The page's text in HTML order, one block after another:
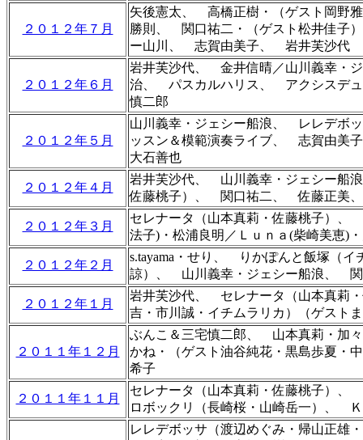
２０１２年７月
矢後憲太、 高橋正樹・（ゲスト岡野
勝則、 関口祐二・（ゲスト松井佳
ー山川、 志賀由美子 、 岩井芙沙代
２０１２年６月
岩井芙沙代、 金井信晴／山川義幸・
治 、 パスカルハリス、 アクシスデ
慎二郎
２０１２年５月
山川義幸・ジェシー船浪、
レレデボ
ッスン＆模範演奏ライブ 、 志賀由美
大石善也
２０１２年４月
岩井芙沙代、 山川義幸・ジェシー船
佐藤桃子）
、 関口祐二 、 佐藤正美
２０１２年３月
セレナータ（山本真莉・佐藤桃子）
法子)・松浦良明／Ｌｕｎａ(柴崎美恵)
２０１２年２月
s.tayama・せり、 りかぽんと飯塚（
諒）、 山川義幸・ジェシー船浪、
２０１２年１月
岩井芙沙代、 セレナータ（山本真
吉・市川誠・イチムラリカ）（ゲスト
２０１１年１２月
ぶんこ＆三宅慎二郎、 山本真莉・加
かね・（ゲスト 油谷純花 ・ 黒島歩夏 ・
希子
２０１１年１１月
セレナータ（山本真莉・佐藤桃子）、
ロボックリ（長崎桜・山崎岳一）、
レレデボッサ（渡辺めぐみ・帰山正